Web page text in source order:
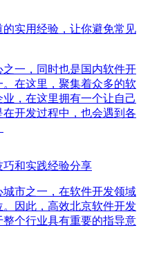
实用经验，让你避免常见
一，同时也是国内软件开
在这里，聚集着众多的软
，在这里拥有一个让自己
开发过程中，也会遇到各
和实践经验分享
市之一，在软件开发领域
因此，高效北京软件开发
个行业具有重要的指导意